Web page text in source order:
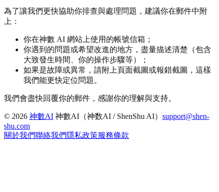
為了讓我們更快協助你排查與處理問題，建議你在郵件中附
上：
你在神數 AI 網站上使用的帳號信箱；
你遇到的問題或希望改進的地方，盡量描述清楚（包含
大致發生時間、你的操作步驟等）；
如果是故障或異常，請附上頁面截圖或報錯截圖，這樣
我們能更快定位問題。
我們會盡快回覆你的郵件，感謝你的理解與支持。
© 2026 神數AI 神數AI（神数AI / ShenShu AI） support@shen-
shu.com
關於我們聯絡我們 隱私政策服務條款